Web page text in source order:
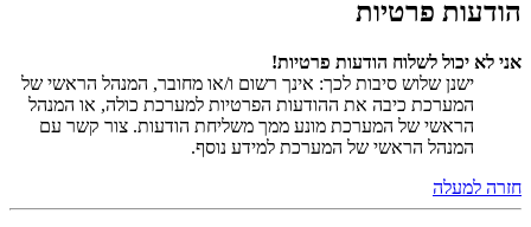
הודעות פרטיות
אני לא יכול לשלוח הודעות פרטיות!
ישנן שלוש סיבות לכך: אינך רשום ו/או מחובר, המנהל הראשי של
המערכת כיבה את ההודעות הפרטיות למערכת כולה, או המנהל
הראשי של המערכת מונע ממך משליחת הודעות. צור קשר עם
המנהל הראשי של המערכת למידע נוסף.
חזרה למעלה